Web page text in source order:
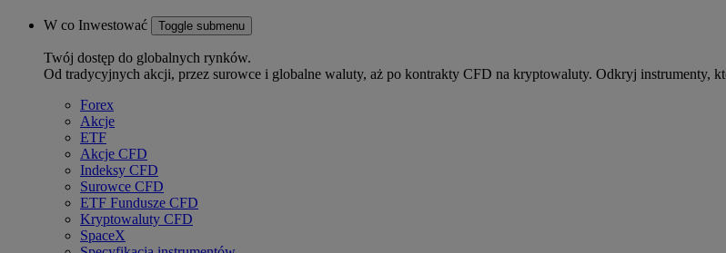
W co Inwestować Toggle submenu
Twój dostęp do globalnych rynków.
Od tradycyjnych akcji, przez surowce i globalne waluty, aż po kontrakty CFD na kryptowaluty. Odkryj instrumenty,
Forex
Akcje
ETF
Akcje CFD
Indeksy CFD
Surowce CFD
ETF Fundusze CFD
Kryptowaluty CFD
SpaceX